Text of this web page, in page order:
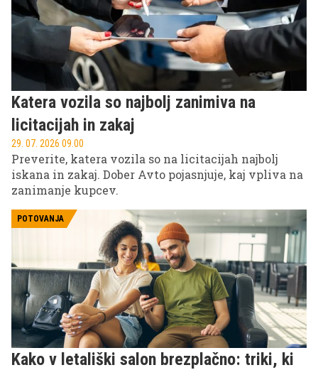
Katera vozila so najbolj zanimiva na
licitacijah in zakaj
29. 07. 2026 09.00
Preverite, katera vozila so na licitacijah najbolj
iskana in zakaj. Dober Avto pojasnjuje, kaj vpliva na
zanimanje kupcev.
POTOVANJA
Kako v letališki salon brezplačno: triki, ki